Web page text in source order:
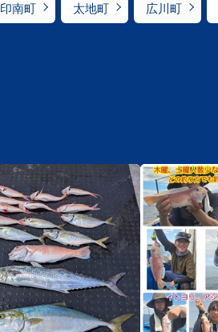
印南町 太地町 広川町